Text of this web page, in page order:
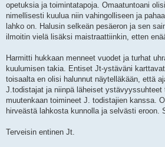
opetuksia ja toimintatapoja. Omaatuntoani
nimellisesti kuulua niin vahingolliseen ja
lahko on. Halusin selkeän pesäeron ja sen
ilmoitin vielä lisäksi maistraattiinkin, etten
Harmitti hukkaan menneet vuodet ja turhat
kuulumisen takia. Entiset Jt-ystäväni
toisaalta en olisi halunnut näytelläkään, että
J.todistajat ja niinpä läheiset ystävyyssuhteet
muutenkaan toimineet J. todistajien kanssa.
hirveästä lahkosta kunnolla ja selvästi eroon.
Terveisin entinen Jt.